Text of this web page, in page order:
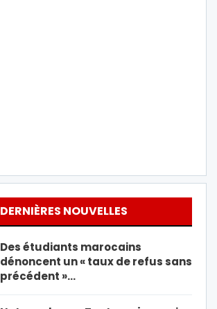
DERNIÈRES NOUVELLES
Des étudiants marocains
dénoncent un « taux de refus sans
précédent »…